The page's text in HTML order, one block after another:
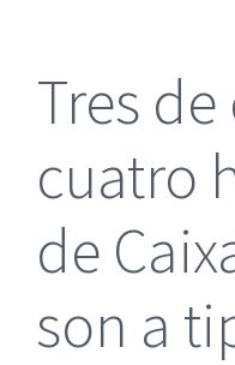
Tres
cuatro
de
son a